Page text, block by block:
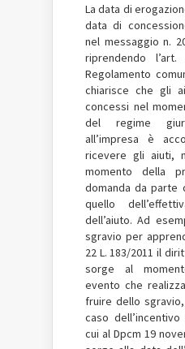
La data di
data di
nel messaggio n.
riprendendo
Regolamento
chiarisce che gli
concessi nel
del regime
all’impresa è
ricevere gli aiuti,
momento della
domanda da parte
quello
dell’aiuto. Ad
sgravio per
22 L. 183/2011 il
sorge al
evento che
fruire dello
caso
cui al Dpcm 19